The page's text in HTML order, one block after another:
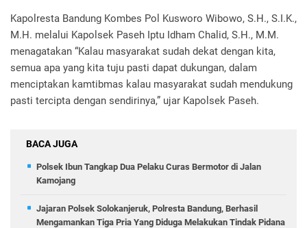
Kapolresta Bandung Kombes Pol Kusworo Wibowo, S.H., S.I.K.,
M.H. melalui Kapolsek Paseh Iptu Idham Chalid, S.H., M.M.
menagatakan “Kalau masyarakat sudah dekat dengan kita,
semua apa yang kita tuju pasti dapat dukungan, dalam
menciptakan kamtibmas kalau masyarakat sudah mendukung
pasti tercipta dengan sendirinya,” ujar Kapolsek Paseh.
BACA JUGA
Polsek Ibun Tangkap Dua Pelaku Curas Bermotor di Jalan
Kamojang
Jajaran Polsek Solokanjeruk, Polresta Bandung, Berhasil
Mengamankan Tiga Pria Yang Diduga Melakukan Tindak Pidana